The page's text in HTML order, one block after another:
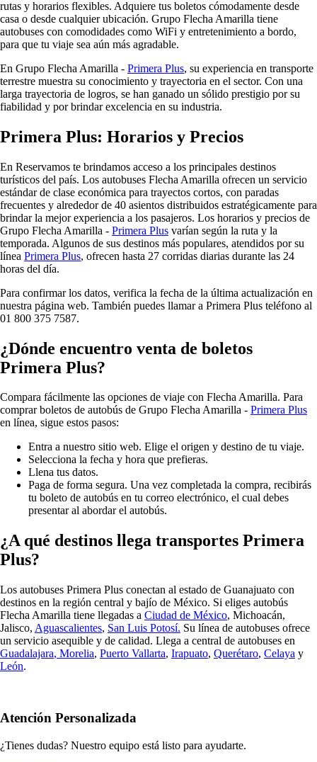
rutas y horarios flexibles. Adquiere tus boletos cómodamente desde
casa o desde cualquier ubicación. Grupo Flecha Amarilla tiene
autobuses con comodidades como WiFi y entretenimiento a bordo,
para que tu viaje sea aún más agradable.
En Grupo Flecha Amarilla - Primera Plus, su experiencia en transporte
terrestre muestra su conocimiento y trayectoria en el sector. Con una
larga trayectoria de logros, se han ganado un sólido prestigio por su
fiabilidad y por brindar excelencia en su industria.
Primera Plus: Horarios y Precios
En Reservamos te brindamos acceso a los principales destinos
turísticos del país. Los autobuses Flecha Amarilla ofrecen un servicio
estándar de clase económica para trayectos cortos, con paradas
frecuentes y alrededor de 40 asientos distribuidos estratégicamente para
brindar la mejor experiencia a los pasajeros. Los horarios y precios de
Grupo Flecha Amarilla - Primera Plus varían según la ruta y la
temporada. Algunos de sus destinos más populares, atendidos por su
línea Primera Plus, ofrecen hasta 27 corridas diarias durante las 24
horas del día.
Para confirmar los datos, verifica la fecha de la última actualización en
nuestra página web. También puedes llamar a Primera Plus teléfono al
01 800 375 7587.
¿Dónde encuentro venta de boletos
Primera Plus?
Compara fácilmente las opciones de viaje con Flecha Amarilla. Para
comprar boletos de autobús de Grupo Flecha Amarilla - Primera Plus
en línea, sigue estos pasos:
Entra a nuestro sitio web. Elige el origen y destino de tu viaje.
Selecciona la fecha y hora que prefieras.
Llena tus datos.
Paga de forma segura. Una vez completada la compra, recibirás
tu boleto de autobús en tu correo electrónico, el cual debes
presentar al abordar el autobús.
¿A qué destinos llega transportes Primera
Plus?
Los autobuses Primera Plus conectan al estado de Guanajuato con
destinos en la región central y bajío de México. Si eliges autobús
Flecha Amarilla tiene llegadas a Ciudad de México, Michoacán,
Jalisco, Aguascalientes, San Luis Potosí. Su línea de autobuses ofrece
un servicio asequible y de calidad. Llega a central de autobuses en
Guadalajara, Morelia, Puerto Vallarta, Irapuato, Querétaro, Celaya y
León.
Atención Personalizada
¿Tienes dudas? Nuestro equipo está listo para ayudarte.